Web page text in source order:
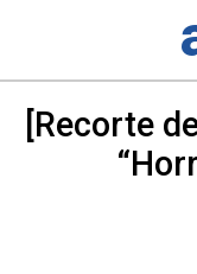
[Recorte